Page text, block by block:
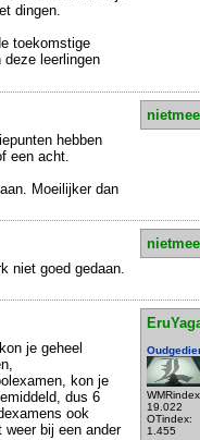
dingen.
toekomstige
leerlingen
hebben
een acht.
Moeilijker dan
niet goed gedaan.
19.022
OTindex:
1.455
je geheel
kon je
dus 6
ook
bij een ander